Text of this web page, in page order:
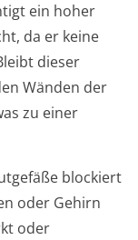
ein hoher
da er keine
dieser
Wänden der
zu einer
blockiert
oder Gehirn
oder